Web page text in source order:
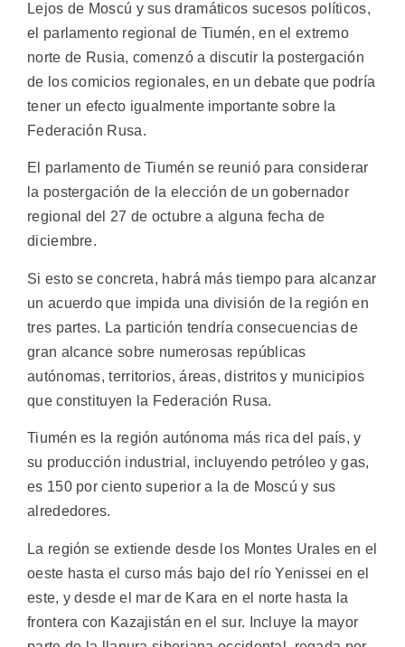
Lejos de Moscú y sus dramáticos sucesos políticos,
el parlamento regional de Tiumén, en el extremo
norte de Rusia, comenzó a discutir la postergación
de los comicios regionales, en un debate que podría
tener un efecto igualmente importante sobre la
Federación Rusa.
El parlamento de Tiumén se reunió para considerar
la postergación de la elección de un gobernador
regional del 27 de octubre a alguna fecha de
diciembre.
Si esto se concreta, habrá más tiempo para alcanzar
un acuerdo que impida una división de la región en
tres partes. La partición tendría consecuencias de
gran alcance sobre numerosas repúblicas
autónomas, territorios, áreas, distritos y municipios
que constituyen la Federación Rusa.
Tiumén es la región autónoma más rica del país, y
su producción industrial, incluyendo petróleo y gas,
es 150 por ciento superior a la de Moscú y sus
alrededores.
La región se extiende desde los Montes Urales en el
oeste hasta el curso más bajo del río Yenissei en el
este, y desde el mar de Kara en el norte hasta la
frontera con Kazajistán en el sur. Incluye la mayor